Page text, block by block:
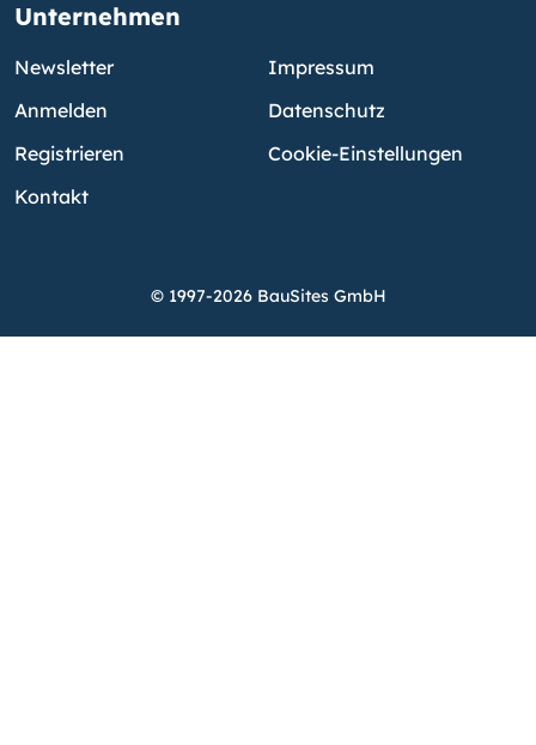
Unternehmen
Newsletter
Anmelden
Registrieren
Kontakt
Impressum
Datenschutz
Cookie-Einstellungen
© 1997-2026 BauSites GmbH